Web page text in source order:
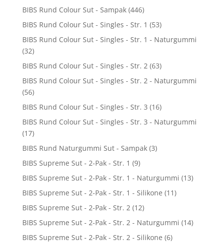
BIBS Rund Colour Sut - Sampak (446)
BIBS Rund Colour Sut - Singles - Str. 1 (53)
BIBS Rund Colour Sut - Singles - Str. 1 - Naturgummi
(32)
BIBS Rund Colour Sut - Singles - Str. 2 (63)
BIBS Rund Colour Sut - Singles - Str. 2 - Naturgummi
(56)
BIBS Rund Colour Sut - Singles - Str. 3 (16)
BIBS Rund Colour Sut - Singles - Str. 3 - Naturgummi
(17)
BIBS Rund Naturgummi Sut - Sampak (3)
BIBS Supreme Sut - 2-Pak - Str. 1 (9)
BIBS Supreme Sut - 2-Pak - Str. 1 - Naturgummi (13)
BIBS Supreme Sut - 2-Pak - Str. 1 - Silikone (11)
BIBS Supreme Sut - 2-Pak - Str. 2 (12)
BIBS Supreme Sut - 2-Pak - Str. 2 - Naturgummi (14)
BIBS Supreme Sut - 2-Pak - Str. 2 - Silikone (6)